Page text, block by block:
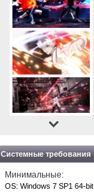
Системные требования
Минимальные:
OS: Windows 7 SP1 64-bit